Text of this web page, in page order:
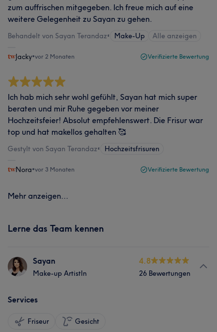
zum auffrischen mitgegeben. Ich freue mich auf eine
weitere Gelegenheit zu Sayan zu gehen.
Behandelt von Sayan Terandaz• Make-Up Alle anzeigen
Jacky•vor 2 Monaten Verifizierte Bewertung
Ich hab mich sehr wohl gefühlt, Sayan hat mich super
beraten und mir Ruhe gegeben vor meiner
Hochzeitsfeier! Absolut empfehlenswert. Die Frisur war
top und hat makellos gehalten 🥰
Gestylt von Sayan Terandaz• Hochzeitsfrisuren
Nora•vor 3 Monaten Verifizierte Bewertung
Mehr anzeigen...
Lerne das Team kennen
Sayan
Make-up ArtistIn
4.8
26 Bewertungen
Services
Friseur Gesicht